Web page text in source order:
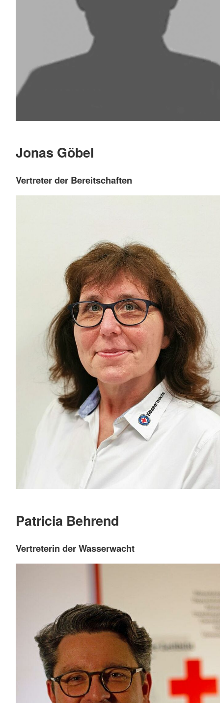
Jonas Göbel
Vertreter der Bereitschaften
Patricia Behrend
Vertreterin der Wasserwacht